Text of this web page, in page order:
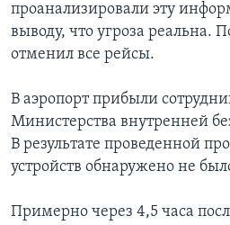
проанализировали эту
выводу, что угроза реальна.
отменил все рейсы.
В аэропорт прибыли
Министерства внутренней
В результате проведенной
устройств обнаружено не
Примерно через 4,5 часа